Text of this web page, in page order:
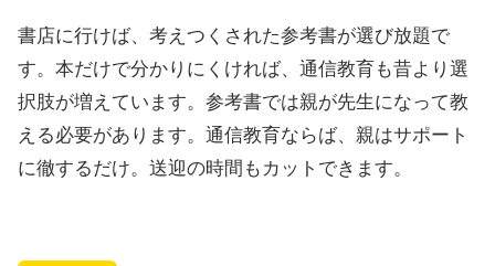
書店に行けば、考えつくされた参考書が選び放題で
す。本だけで分かりにくければ、通信教育も昔より選
択肢が増えています。参考書では親が先生になって教
える必要があります。通信教育ならば、親はサポート
に徹するだけ。送迎の時間もカットできます。